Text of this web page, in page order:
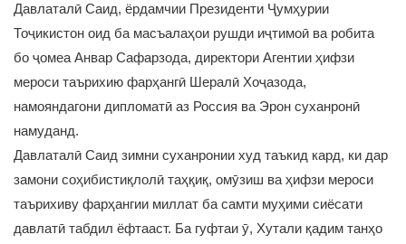
Давлаталӣ Саид, ёрдамчии Президенти Ҷумҳурии
Тоҷикистон оид ба масъалаҳои рушди иҷтимоӣ ва робита
бо ҷомеа Анвар Сафарзода, директори Агентии ҳифзи
мероси таърихию фарҳангӣ Шералӣ Хоҷазода,
намояндагони дипломатӣ аз Россия ва Эрон суханронӣ
намуданд.
Давлаталӣ Саид зимни суханронии худ таъкид кард, ки дар
замони соҳибистиқлолӣ таҳқиқ, омӯзиш ва ҳифзи мероси
таърихиву фарҳангии миллат ба самти муҳими сиёсати
давлатӣ табдил ёфтааст. Ба гуфтаи ӯ, Хутали қадим танҳо